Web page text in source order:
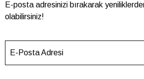
E-posta adresinizi bırakarak
olabilirsiniz!
E-Posta Adresi